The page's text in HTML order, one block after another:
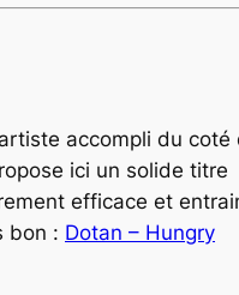
accompli du coté
ici un solide titre
efficace et
bon : Dotan – Hungry